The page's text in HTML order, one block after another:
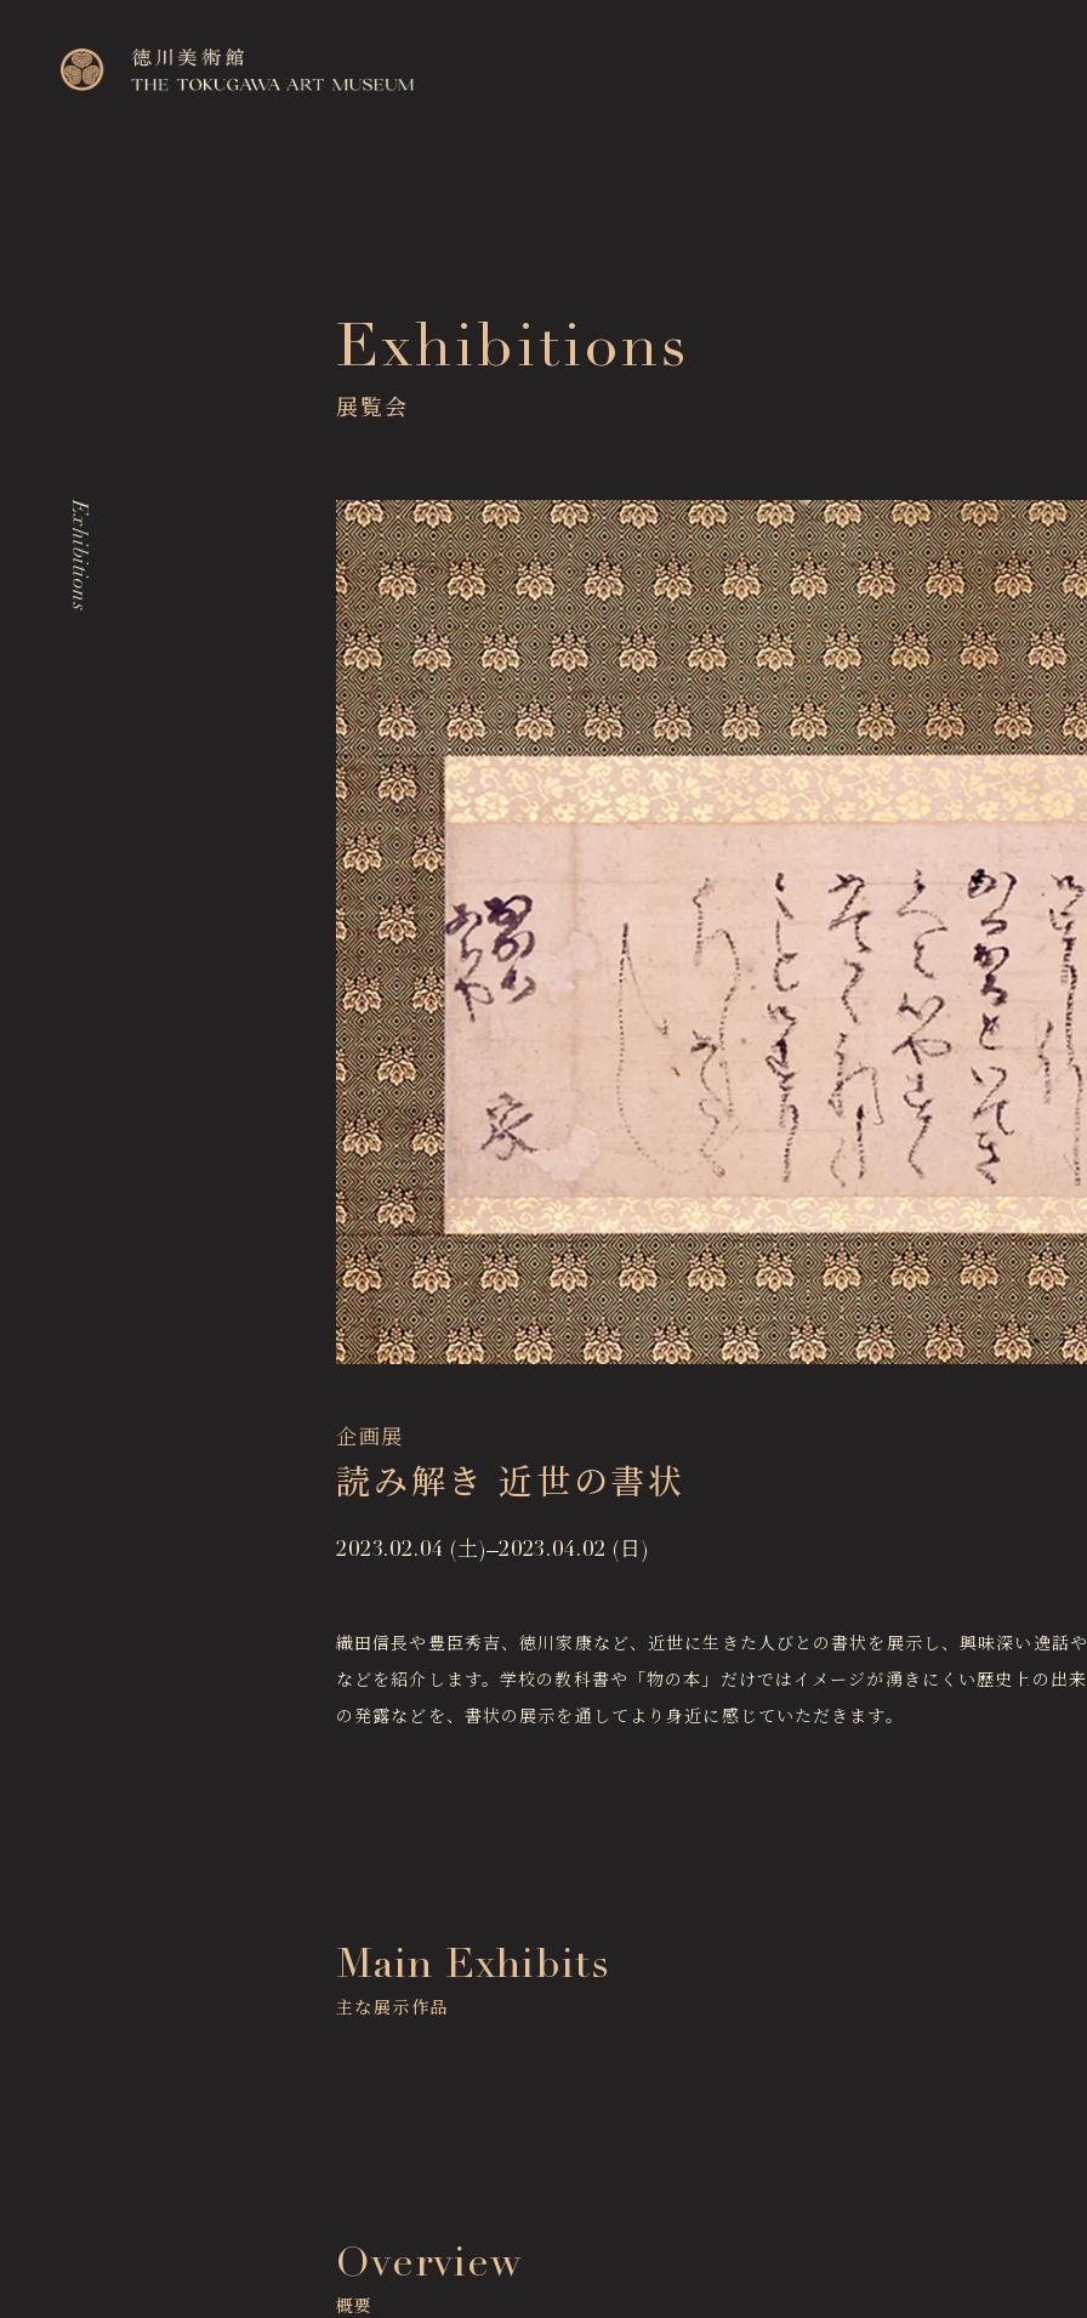
Visitor Information
Events & Programs
作品検索
About Us
徳川美術館について
News
最新情報
ご支
オンラインチケット
Tokugawaen Garden
名古屋市蓬左文庫（公開文庫）
Hozentei Restaurant
Tokugawaen Area General Information Site
徳川園エリア総合インフォメーションサイト
Garden Restaurant Tokugawaen
ガーデンレストラン徳川園（フランス料理）
Sozanso Café
THE MUSEUM CAFE
ザ ミュージアムカフェ
Exhibitions
展覧会
Exhibitions
企画展
読み解き 近世の書状
2023.02.04 (土) 2023.04.02 (日)
織田信長や豊臣秀吉、徳川家康など、近世に生きた人びとの書状を展示し、興味深い逸話
などを紹介します。学校の教科書や「物の本」だけではイメージが湧きにくい歴史上の出
の発露などを、書状の展示を通してより身近に感じていただきます。
Main Exhibits
主な展示作品
Overview
概要